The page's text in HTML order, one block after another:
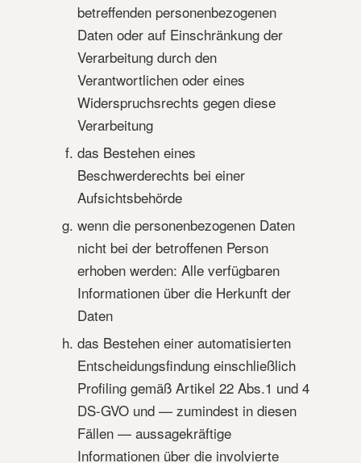
betreffenden personenbezogenen
Daten oder auf Einschränkung der
Verarbeitung durch den
Verantwortlichen oder eines
Widerspruchsrechts gegen diese
Verarbeitung
das Bestehen eines
Beschwerderechts bei einer
Aufsichtsbehörde
wenn die personenbezogenen Daten
nicht bei der betroffenen Person
erhoben werden: Alle verfügbaren
Informationen über die Herkunft der
Daten
das Bestehen einer automatisierten
Entscheidungsfindung einschließlich
Profiling gemäß Artikel 22 Abs.1 und 4
DS-GVO und — zumindest in diesen
Fällen — aussagekräftige
Informationen über die involvierte